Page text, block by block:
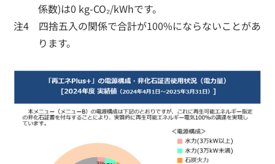
係数)は0 kg-CO₂/kWhです。
注4 四捨五入の関係で合計が100%にならないことがあ
ります。